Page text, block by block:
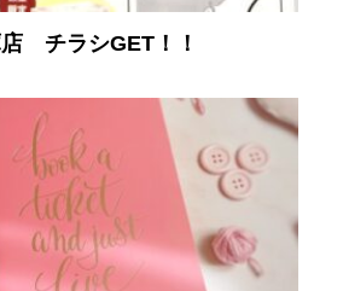
チラシGET！！